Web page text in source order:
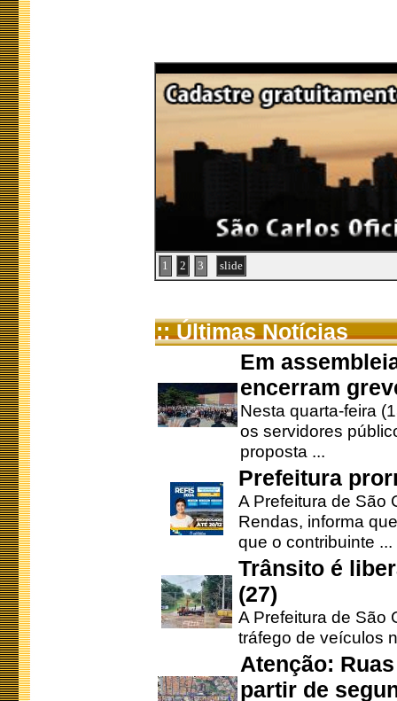
1 2 3 slide
:: Últimas Notícias
Em
encerram
Nesta quarta-feira
os servidores
proposta ...
Prefeitura
A Prefeitura de São
Rendas, informa
que o contribuinte ...
Trânsito é
(27)
A Prefeitura de São
tráfego de veículos
Atenção:
partir de